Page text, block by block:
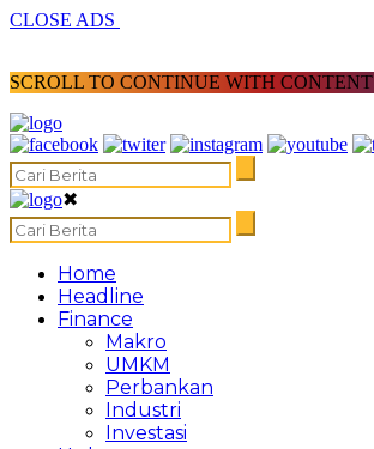
CLOSE ADS
SCROLL TO CONTINUE WITH CONTENT
✖
Home
Headline
Finance
Makro
UMKM
Perbankan
Industri
Investasi